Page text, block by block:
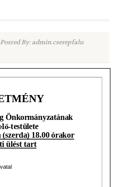
Posted By: admin.cserepfalu